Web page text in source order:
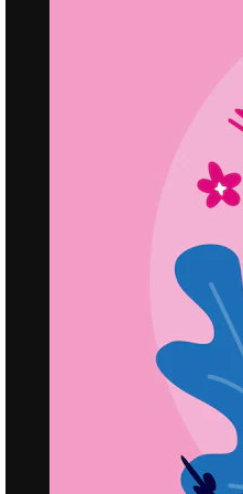
La
migliori lavori.
creativi,
Copyright © 2010-